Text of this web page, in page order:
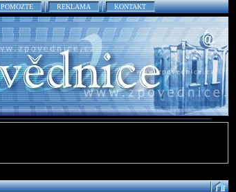
POMOZTE REKLAMA KONTAKT